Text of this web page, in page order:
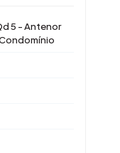
5 - Antenor